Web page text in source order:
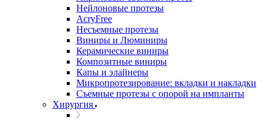
Нейлоновые протезы
AcryFree
Несъемные протезы
Виниры и Люминиры
Керамические виниры
Композитные виниры
Капы и элайнеры
Микропротезирование: вкладки и накладки
Съемные протезы с опорой на импланты
Хирургия